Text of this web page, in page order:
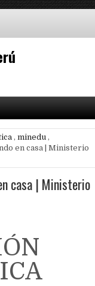
, minedu ,
en casa | Ministerio
casa | Ministerio